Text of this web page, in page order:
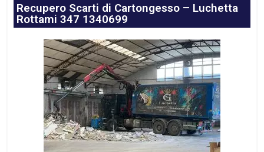
Recupero Scarti di Cartongesso – Luchetta
Rottami 347 1340699